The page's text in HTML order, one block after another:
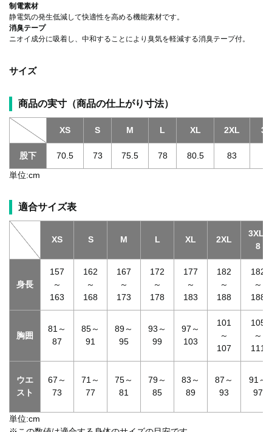
制電素材
静電気の発生低減して快適性を高める機能素材です。
消臭テープ
ニオイ成分に吸着し、中和することにより臭気を軽減する消臭テープ付。
サイズ
商品の実寸（商品の仕上がり寸法）
XS S M L XL 2XL
股下 70.5 73 75.5 78 80.5 83
単位:cm
適合サイズ表
XS S M L XL 2XL
3XL-
8
身長
157
～
163
162
～
168
167
～
173
172
～
178
177
～
183
182
～
188
182
～
188
胸囲
81～
87
85～
91
89～
95
93～
99
97～
103
101
～
107
105
～
111
ウエ
スト
67～
73
71～
77
75～
81
79～
85
83～
89
87～
93
91～
97
単位:cm